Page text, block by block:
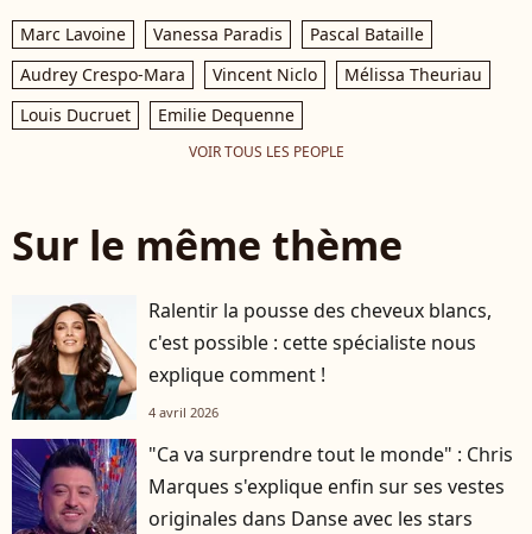
Marc Lavoine Vanessa Paradis
Pascal Bataille
Audrey Crespo-Mara
Vincent Niclo
Mélissa Theuriau
Louis Ducruet
Emilie Dequenne
VOIR TOUS LES PEOPLE
Sur le même thème
Ralentir la pousse des cheveux blancs,
c'est possible : cette spécialiste nous
explique comment !
4 avril 2026
"Ca va surprendre tout le monde" : Chris
Marques s'explique enfin sur ses vestes
originales dans Danse avec les stars